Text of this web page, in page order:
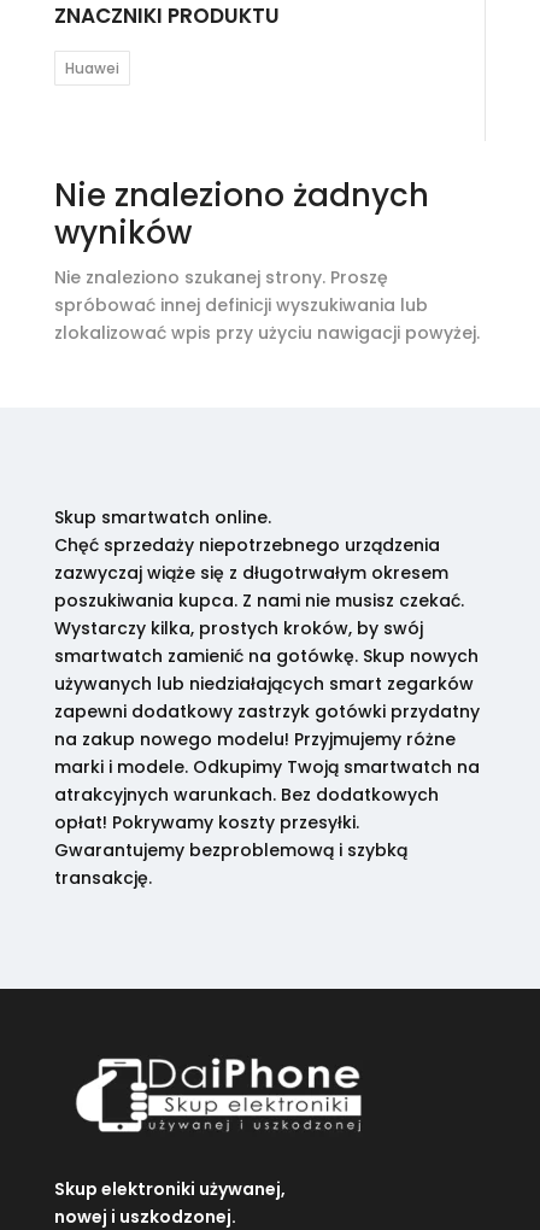
ZNACZNIKI PRODUKTU
Huawei
Nie znaleziono żadnych
wyników
Nie znaleziono szukanej strony. Proszę
spróbować innej definicji wyszukiwania lub
zlokalizować wpis przy użyciu nawigacji powyżej.
Skup smartwatch online.
Chęć sprzedaży niepotrzebnego urządzenia
zazwyczaj wiąże się z długotrwałym okresem
poszukiwania kupca. Z nami nie musisz czekać.
Wystarczy kilka, prostych kroków, by swój
smartwatch zamienić na gotówkę. Skup nowych
używanych lub niedziałających smart zegarków
zapewni dodatkowy zastrzyk gotówki przydatny
na zakup nowego modelu! Przyjmujemy różne
marki i modele. Odkupimy Twoją smartwatch na
atrakcyjnych warunkach. Bez dodatkowych
opłat! Pokrywamy koszty przesyłki.
Gwarantujemy bezproblemową i szybką
transakcję.
Skup elektroniki używanej,
nowej i uszkodzonej.